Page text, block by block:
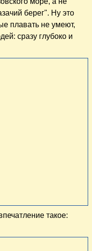
берег". Ну это
плавать не умеют,
сразу глубоко и
такое: